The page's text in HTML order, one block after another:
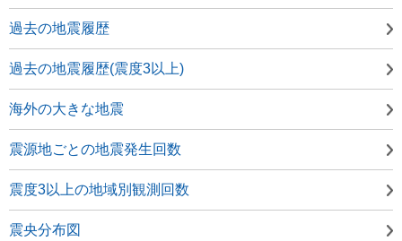
過去の地震履歴
過去の地震履歴(震度3以上)
海外の大きな地震
震源地ごとの地震発生回数
震度3以上の地域別観測回数
震央分布図